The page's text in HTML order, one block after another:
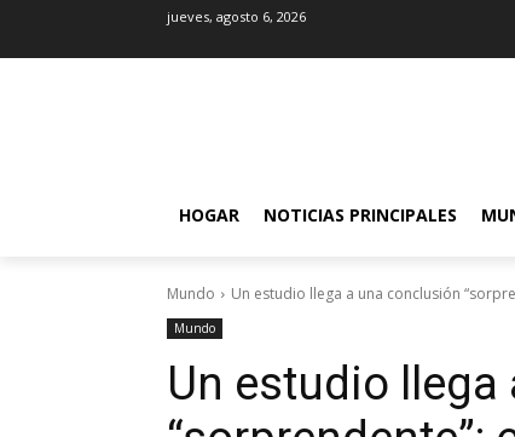
jueves, agosto 6, 2026
HOGAR NOTICIAS PRINCIPALES
Mundo Un estudio llega a una conclusión
Mundo
Un estudio